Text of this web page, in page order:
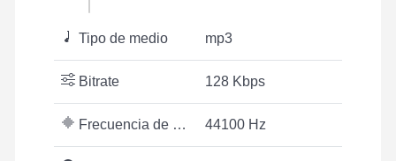
Tipo de medio mp3
Bitrate 128 Kbps
Frecuencia de muestreo 44100 Hz